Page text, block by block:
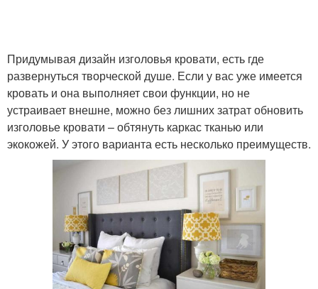
Придумывая дизайн изголовья кровати, есть где
развернуться творческой душе. Если у вас уже имеется
кровать и она выполняет свои функции, но не
устраивает внешне, можно без лишних затрат обновить
изголовье кровати – обтянуть каркас тканью или
экокожей. У этого варианта есть несколько преимуществ.